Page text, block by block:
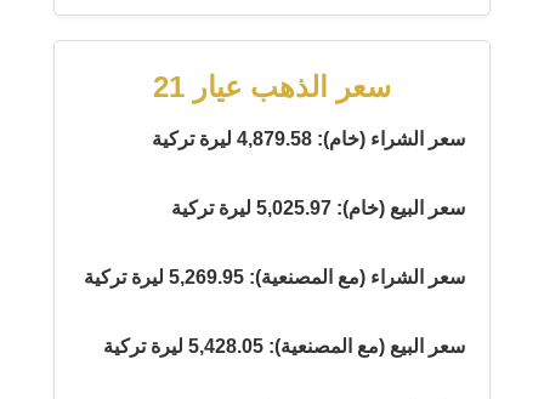
سعر الذهب عيار 21
سعر الشراء (خام): 4,879.58 ليرة تركية
سعر البيع (خام): 5,025.97 ليرة تركية
سعر الشراء (مع المصنعية): 5,269.95 ليرة تركية
سعر البيع (مع المصنعية): 5,428.05 ليرة تركية